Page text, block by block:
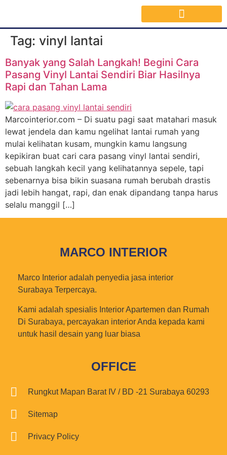
Tag: vinyl lantai
Banyak yang Salah Langkah! Begini Cara
Pasang Vinyl Lantai Sendiri Biar Hasilnya
Rapi dan Tahan Lama
Marcointerior.com – Di suatu pagi saat matahari masuk
lewat jendela dan kamu ngelihat lantai rumah yang
mulai kelihatan kusam, mungkin kamu langsung
kepikiran buat cari cara pasang vinyl lantai sendiri,
sebuah langkah kecil yang kelihatannya sepele, tapi
sebenarnya bisa bikin suasana rumah berubah drastis
jadi lebih hangat, rapi, dan enak dipandang tanpa harus
selalu manggil […]
MARCO INTERIOR
Marco Interior adalah penyedia jasa interior
Surabaya Terpercaya.
Kami adalah spesialis Interior Apartemen dan Rumah
Di Surabaya, percayakan interior Anda kepada kami
untuk hasil desain yang luar biasa
OFFICE
Rungkut Mapan Barat IV / BD -21 Surabaya 60293
Sitemap
Privacy Policy